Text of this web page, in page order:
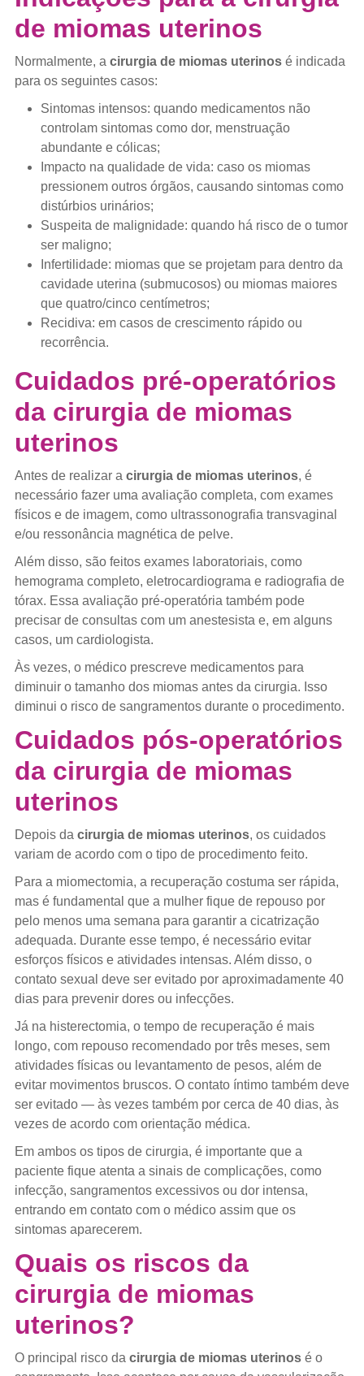
de miomas uterinos
Normalmente, a cirurgia de miomas uterinosé indicada
para os seguintes casos:
Sintomas intensos: quando medicamentos não
controlam sintomas como dor, menstruação
abundante e cólicas;
Impacto na qualidade de vida: caso os miomas
pressionem outros órgãos, causando sintomas como
distúrbios urinários;
Suspeita de malignidade: quando há risco de o tumor
ser maligno;
Infertilidade: miomas que se projetam para dentro da
cavidade uterina (submucosos) ou miomas maiores
que quatro/cinco centímetros;
Recidiva: em casos de crescimento rápido ou
recorrência.
Cuidados pré-operatórios
da cirurgia de miomas
uterinos
Antes de realizar a cirurgia de miomas uterinos, é
necessário fazer uma avaliação completa, com exames
físicos e de imagem, como ultrassonografia transvaginal
e/ou ressonância magnética de pelve.
Além disso, são feitos exames laboratoriais, como
hemograma completo, eletrocardiograma e radiografia de
tórax. Essa avaliação pré-operatória também pode
precisar de consultas com um anestesista e, em alguns
casos, um cardiologista.
Às vezes, o médico prescreve medicamentos para
diminuir o tamanho dos miomas antes da cirurgia. Isso
diminui o risco de sangramentos durante o procedimento.
Cuidados pós-operatórios
da cirurgia de miomas
uterinos
Depois da cirurgia de miomas uterinos, os cuidados
variam de acordo com o tipo de procedimento feito.
Para a miomectomia, a recuperação costuma ser rápida,
mas é fundamental que a mulher fique de repouso por
pelo menos uma semana para garantir a cicatrização
adequada. Durante esse tempo, é necessário evitar
esforços físicos e atividades intensas. Além disso, o
contato sexual deve ser evitado por aproximadamente 40
dias para prevenir dores ou infecções.
Já na histerectomia, o tempo de recuperação é mais
longo, com repouso recomendado por três meses, sem
atividades físicas ou levantamento de pesos, além de
evitar movimentos bruscos. O contato íntimo também deve
ser evitado — às vezes também por cerca de 40 dias, às
vezes de acordo com orientação médica.
Em ambos os tipos de cirurgia, é importante que a
paciente fique atenta a sinais de complicações, como
infecção, sangramentos excessivos ou dor intensa,
entrando em contato com o médico assim que os
sintomas aparecerem.
Quais os riscos da
cirurgia de miomas
uterinos?
O principal risco da cirurgia de miomas uterinosé o